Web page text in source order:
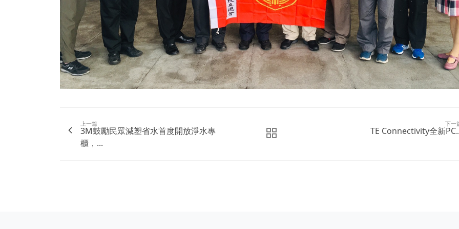
上一篇
3M鼓勵民眾減塑省水首度開放淨水專
櫃，...
下一
TE Connectivity全新